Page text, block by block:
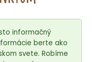
informačný
berte ako
svete. Robíme